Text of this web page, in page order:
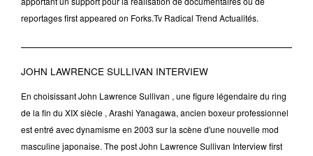
reportages first appeared on Forks.Tv Radical Trend Actualités.
JOHN LAWRENCE SULLIVAN INTERVIEW
En choisissant John Lawrence Sullivan , une figure légendaire du ring
de la fin du XIX siècle , Arashi Yanagawa, ancien boxeur professionnel
est entré avec dynamisme en 2003 sur la scène d'une nouvelle mod
masculine japonaise. The post John Lawrence Sullivan Interview first